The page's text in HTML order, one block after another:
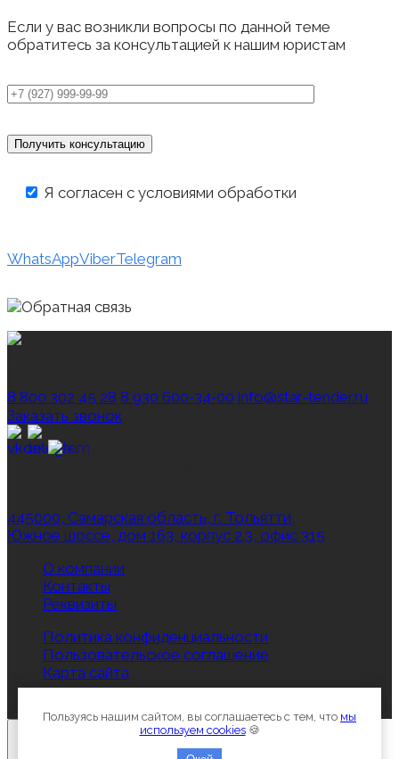
Если у вас возникли вопросы по данной теме
обратитесь за консультацией к нашим юристам
Я согласен с условиями обработки
WhatsAppViberTelegram
8 800 302 45 28 8 930 600‑34‑00 info@star-tender.ru
Заказать звонок
445000, Самарская область, г. Тольятти,
Южное шоссе, дом 163, корпус 2.3, офис 315
О компании
Контакты
Реквизиты
Политика конфиденциальности
Пользовательское соглашение
Карта сайта
Все права защищены © 2012-2026, Star‑Tender.ru
Пользуясь нашим сайтом, вы соглашаетесь с тем, что мы
используем cookies🍪